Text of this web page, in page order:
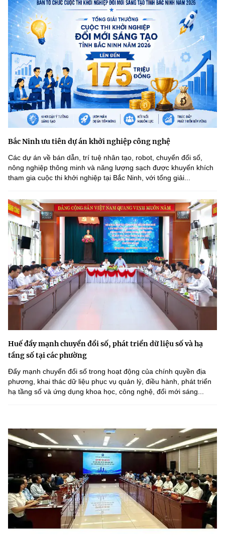
Bắc Ninh ưu tiên dự án khởi nghiệp công nghệ
Các dự án về bán dẫn, trí tuệ nhân tạo, robot, chuyển đổi số,
nông nghiệp thông minh và năng lượng sạch được khuyến khích
tham gia cuộc thi khởi nghiệp tại Bắc Ninh, với tổng giải...
Huế đẩy mạnh chuyển đổi số, phát triển dữ liệu số và hạ
tầng số tại các phường
Đẩy mạnh chuyển đổi số trong hoạt động của chính quyền địa
phương, khai thác dữ liệu phục vụ quản lý, điều hành, phát triển
hạ tầng số và ứng dụng khoa học, công nghệ, đổi mới sáng...